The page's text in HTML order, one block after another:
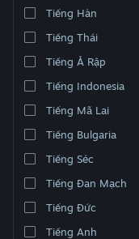
Cài ứng dụng Steam di
Xem web cho desktop
Tiếng Hàn
Tiếng Thái
Tiếng Ả Rập
Tiếng Indonesia
Tiếng Mã Lai
Tiếng Bulgaria
Tiếng Séc
Tiếng Đan Mạch
Tiếng Đức
Tiếng Anh